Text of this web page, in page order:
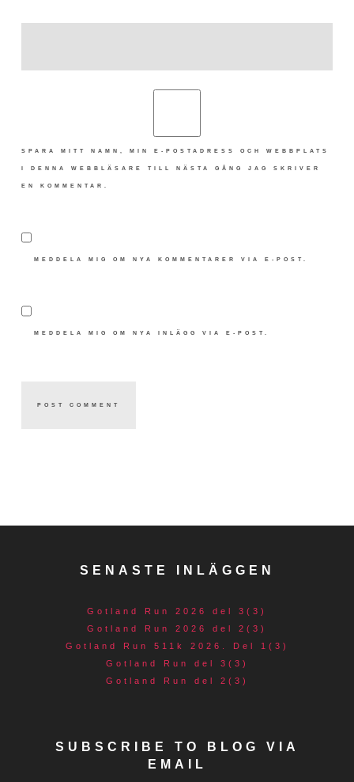
SPARA MITT NAMN, MIN E-POSTADRESS OCH WEBBPLATS
I DENNA WEBBLÄSARE TILL NÄSTA GÅNG JAG SKRIVER
EN KOMMENTAR.
MEDDELA MIG OM NYA KOMMENTARER VIA E-POST.
MEDDELA MIG OM NYA INLÄGG VIA E-POST.
SENASTE INLÄGGEN
Gotland Run 2026 del 3(3)
Gotland Run 2026 del 2(3)
Gotland Run 511k 2026. Del 1(3)
Gotland Run del 3(3)
Gotland Run del 2(3)
SUBSCRIBE TO BLOG VIA
EMAIL